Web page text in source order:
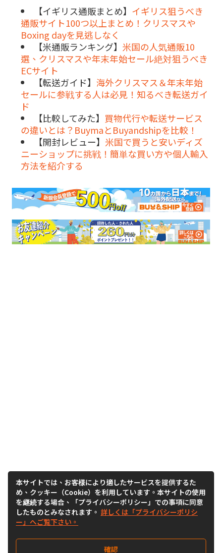
【イギリス通販まとめ】 イギリス狙うべき
通販サイト100つ以上まとめ！クリスマスや
Boxing dayを見逃しなく
【米通販ランキング】 米国の人気通販10
選、クリスマスや年末年始セール絶対狙うべき
ECサイト
【転送ガイド】 海外クリスマス＆年末年始
セールに参戦する人は必見！知るべき転送ガイ
ド
【比較してみた】 買物代行や転送サービス
の違いとは？BuymaとBuyandshipを比較！
【開封レビュー】 米国で買うと安いディズ
ニーショップに挑戦！簡単な買い方や個人輸入
方法を紹介する
本サイトでは、お客様により適したサービスを提供するた
め、クッキー（Cookie）を利用しています。本サイトの使用
を継続する場合、「プライバシーポリシー」での事項に同意
したものとみなされます。 詳しくは「プライバシーポリシ
ー」へご覧下さい。
確認